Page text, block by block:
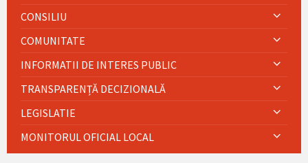
CONSILIU
COMUNITATE
INFORMATII DE INTERES PUBLIC
TRANSPARENȚĂ DECIZIONALĂ
LEGISLATIE
MONITORUL OFICIAL LOCAL